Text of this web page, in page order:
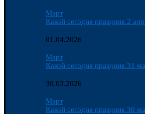
Март
Какой сегодня праздник 2
01.04.2026
Март
Какой сегодня праздник 31
30.03.2026
Март
Какой сегодня праздник 30